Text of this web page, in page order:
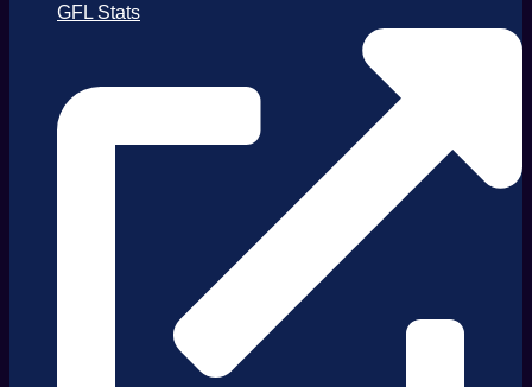
GFL Stats